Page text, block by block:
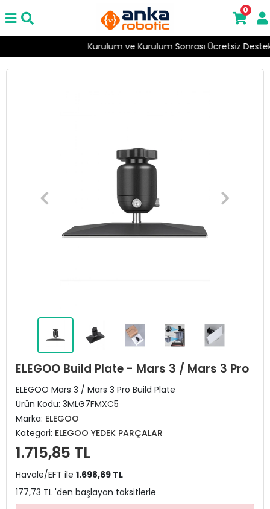
Kurulum ve Kurulum Sonrası Ücretsiz Destek
0
ELEGOO Build Plate - Mars 3 / Mars 3 Pro
ELEGOO Mars 3 / Mars 3 Pro Build Plate
Ürün Kodu: 3MLG7FMXC5
Marka: ELEGOO
Kategori: ELEGOO YEDEK PARÇALAR
1.715,85 TL
Havale/EFT ile 1.698,69 TL
177,73 TL 'den başlayan taksitlerle